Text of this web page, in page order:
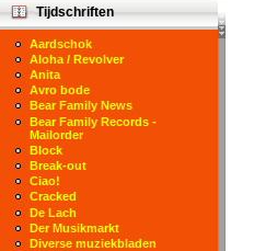
Tijdschriften
Aardschok
Aloha / Revolver
Anita
Avro bode
Bear Family News
Bear Family Records -
Mailorder
Block
Break-out
Ciao!
Cracked
De Lach
Der Musikmarkt
Diverse muziekbladen